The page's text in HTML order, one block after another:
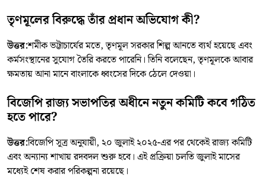
তৃণমূলের বিরুদ্ধে তাঁর প্রধান অভিযোগ কী?
উত্তর:শমীক ভট্টাচার্যের মতে, তৃণমূল সরকার শিল্প আনতে ব্যর্থ হয়েছে এবং
কর্মসংস্থানের সুযোগ তৈরি করতে পারেনি। তিনি বলেছেন, তৃণমূলকে আবার
ক্ষমতায় আনা মানে বাংলাকে ধ্বংসের দিকে ঠেলে দেওয়া।
বিজেপি রাজ্য সভাপতির অধীনে নতুন কমিটি কবে গঠিত
হতে পারে?
উত্তর:বিজেপি সূত্র অনুযায়ী, ২০ জুলাই ২০২৫-এর পর থেকেই রাজ্য কমিটি
এবং অন্যান্য শাখায় রদবদল শুরু হবে। এই প্রক্রিয়া চলতি জুলাই মাসের
মধ্যেই শেষ করার পরিকল্পনা রয়েছে।